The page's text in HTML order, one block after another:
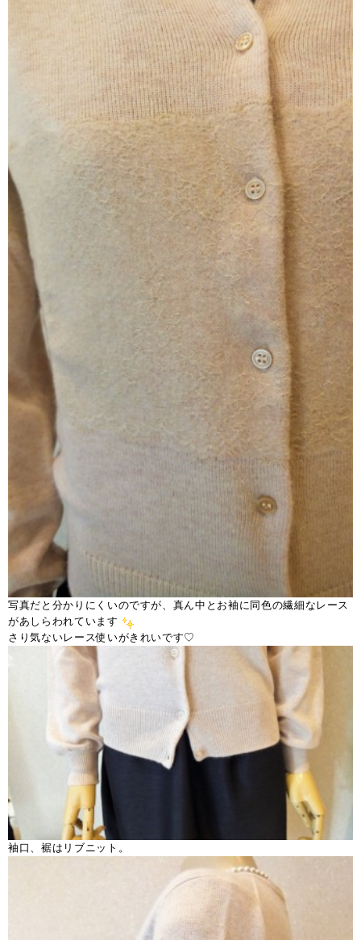
写真だと分かりにくいのですが、真ん中とお袖に同色の繊細なレース
があしらわれています
さり気ないレース使いがきれいです♡
袖口、裾はリブニット。